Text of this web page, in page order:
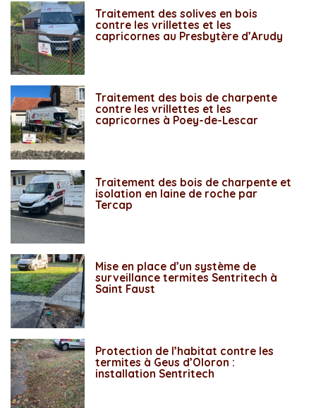
Traitement des solives en bois
contre les vrillettes et les
capricornes au Presbytère d’Arudy
Traitement des bois de charpente
contre les vrillettes et les
capricornes à Poey-de-Lescar
Traitement des bois de charpente et
isolation en laine de roche par
Tercap
Mise en place d’un système de
surveillance termites Sentritech à
Saint Faust
Protection de l’habitat contre les
termites à Geus d’Oloron :
installation Sentritech